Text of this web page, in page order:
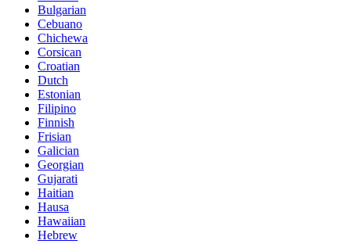
Bulgarian
Cebuano
Chichewa
Corsican
Croatian
Dutch
Estonian
Filipino
Finnish
Frisian
Galician
Georgian
Gujarati
Haitian
Hausa
Hawaiian
Hebrew